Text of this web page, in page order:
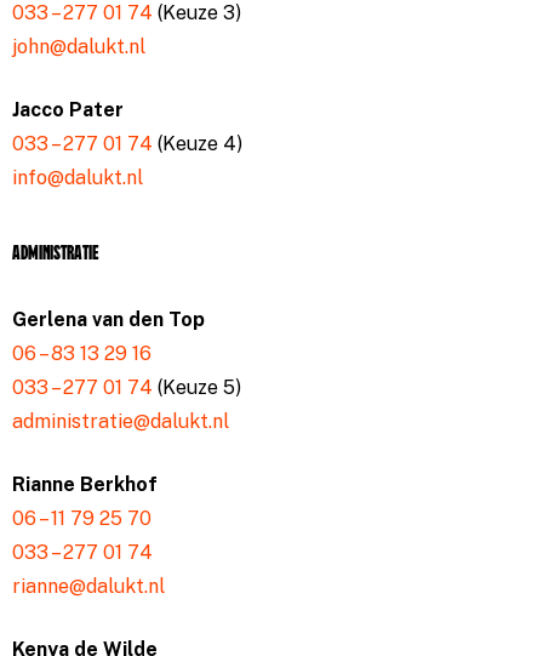
033 – 277 01 74 (Keuze 3)
john@dalukt.nl
Jacco Pater
033 – 277 01 74 (Keuze 4)
info@dalukt.nl
Administratie
Gerlena van den Top
06 – 83 13 29 16
033 – 277 01 74 (Keuze 5)
administratie@dalukt.nl
Rianne Berkhof
06 – 11 79 25 70
033 – 277 01 74
rianne@dalukt.nl
Kenya de Wilde